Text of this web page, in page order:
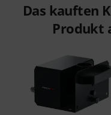
Das kauften
Produkt